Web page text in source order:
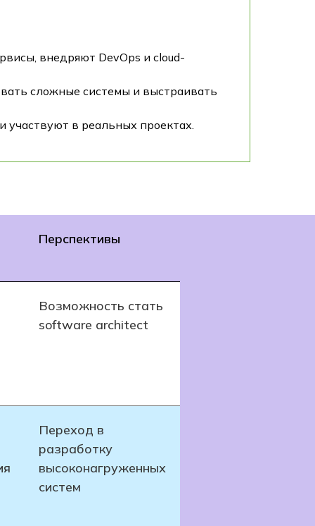
внедряют DevOps и cloud-
сложные системы и выстраивать
участвуют в реальных проектах.
Перспективы
Возможность стать
software architect
Переход в
разработку
высоконагруженных
систем